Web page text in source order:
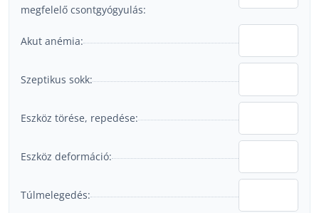
megfelelő csontgyógyulás:
Akut anémia:
Szeptikus sokk:
Eszköz törése, repedése:
Eszköz deformáció:
Túlmelegedés: